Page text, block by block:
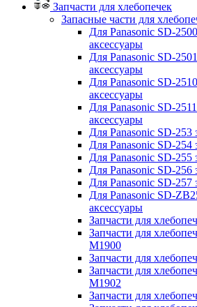
Запчасти для хлебопечек
Запасные части для
Для Panasonic SD-
аксессуары
Для Panasonic SD-
аксессуары
Для Panasonic SD-
аксессуары
Для Panasonic SD-
аксессуары
Для Panasonic SD-253
Для Panasonic SD-254
Для Panasonic SD-255
Для Panasonic SD-256
Для Panasonic SD-257
Для Panasonic SD-
аксессуары
Запчасти для
Запчасти для
M1900
Запчасти для
Запчасти для
M1902
Запчасти для